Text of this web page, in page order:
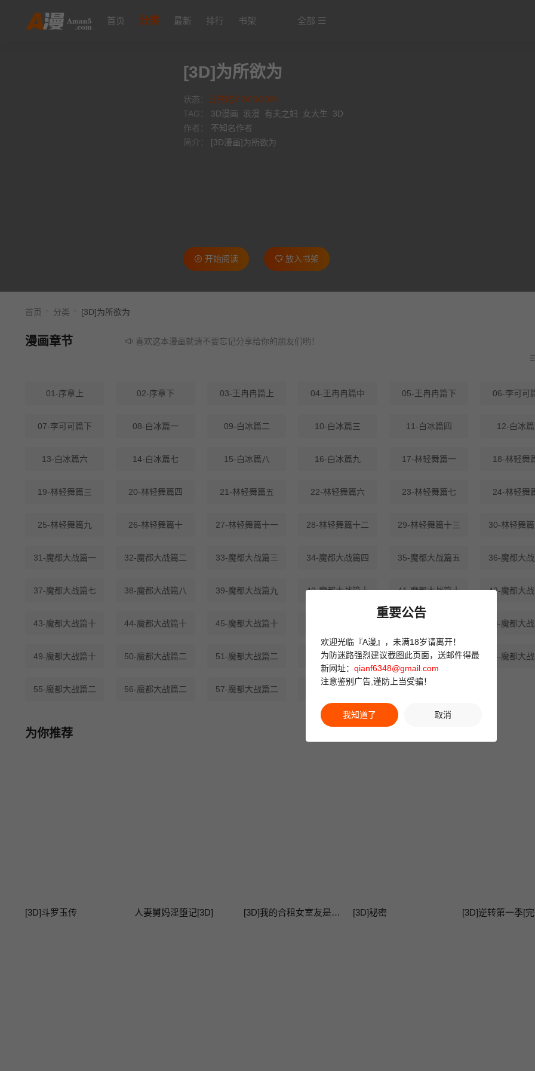
首页 分类 最新 排行 书架 全部
[3D]为所欲为
状态： 已完结 02/05/2024
TAG：
3D漫画 浪漫 有夫之妇 女大生
3D
作者：
不知名作者
简介：
[3D漫画]为所欲为
开始阅读 放入书架
首页 分类 [3D]为所欲为
漫画章节 喜欢这本漫画就请不要忘记分享给你的朋友们哟！
01-序章上 02-序章下 03-王冉冉篇上 04-王冉冉篇中 05-王冉冉篇下 06-李可可
07-李可可篇下 08-白冰篇一 09-白冰篇二 10-白冰篇三 11-白冰篇四 12-白冰
13-白冰篇六 14-白冰篇七 15-白冰篇八 16-白冰篇九 17-林轻舞篇一 18-林轻舞
19-林轻舞篇三 20-林轻舞篇四 21-林轻舞篇五 22-林轻舞篇六 23-林轻舞篇七 24-林轻舞
25-林轻舞篇九 26-林轻舞篇十 27-林轻舞篇十一 28-林轻舞篇十二 29-林轻舞篇十三 30-林轻舞
31-魔都大战篇一 32-魔都大战篇二 33-魔都大战篇三 34-魔都大战篇四 35-魔都大战篇五 36-魔都大
37-魔都大战篇七 38-魔都大战篇八 39-魔都大战篇九 40-魔都大战篇十 41-魔都大战篇十 42-魔都大
43-魔都大战篇十 44-魔都大战篇十 45-魔都大战篇十 48-魔都大
49-魔都大战篇十 50-魔都大战篇二 51-魔都大战篇二 52-魔都大战篇二 53-魔都大战篇二 54-魔都大
55-魔都大战篇二 56-魔都大战篇二 57-魔都大战篇二
为你推荐
[3D]斗罗玉传 人妻舅妈淫堕记[3D] [3D]我的合租女室友是不是过于淫荡了 [3D]秘密 [3D]逆转第一季[
重要公告
欢迎光临『A漫』，未满18岁请离开！
为防迷路强烈建议截图此页面，送邮件得最
新网址： qianf6348@gmail.com
注意鉴别广告,谨防上当受骗！
我知道了 取消